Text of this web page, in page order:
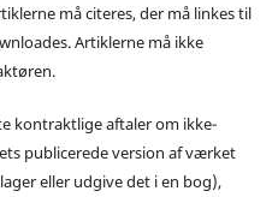
må citeres, der må linkes til
Artiklerne må ikke
kontraktlige aftaler om ikke-
publicerede version af værket
eller udgive det i en bog),